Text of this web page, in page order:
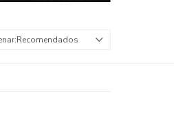
Recomendados